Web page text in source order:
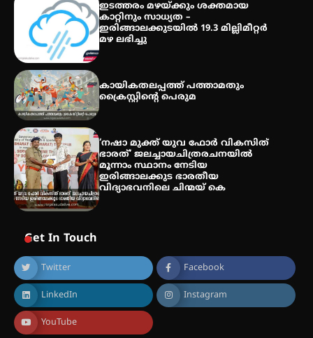
ഇടത്തരം മഴയ്ക്കും ശക്തമായ
കാറ്റിനും സാധ്യത –
ഇരിങ്ങാലക്കുടയിൽ 19.3 മില്ലിമീറ്റർ
മഴ ലഭിച്ചു
കായികതലപ്പത്ത് പത്താമതും
ക്രൈസ്റ്റിന്റെ പെരുമ
‘നഷാ മുക്ത് യുവ ഫോർ വികസിത്
ഭാരത്’ ജലച്ചായചിത്രരചനയിൽ
മൂന്നാം സ്ഥാനം നേടിയ
ഇരിങ്ങാലക്കുട ഭാരതീയ
വിദ്യാഭവനിലെ ചിന്മയ് കെ
Get In Touch
Twitter Facebook
LinkedIn Instagram
YouTube